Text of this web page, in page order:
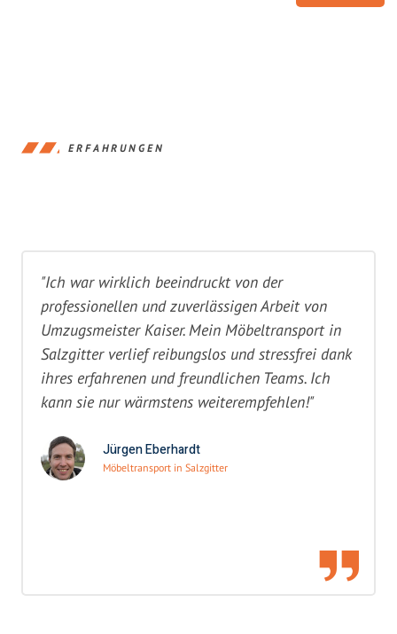
ERFAHRUNGEN
"Ich war wirklich beeindruckt von der
professionellen und zuverlässigen Arbeit von
Umzugsmeister Kaiser. Mein Möbeltransport in
Salzgitter verlief reibungslos und stressfrei dank
ihres erfahrenen und freundlichen Teams. Ich
kann sie nur wärmstens weiterempfehlen!"
Jürgen Eberhardt
Möbeltransport in Salzgitter